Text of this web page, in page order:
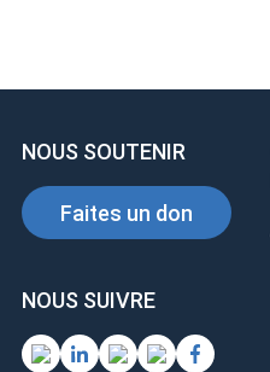
b
o
k
dI es
NOUS SOUTENIR
Faites un don
NOUS SUIVRE